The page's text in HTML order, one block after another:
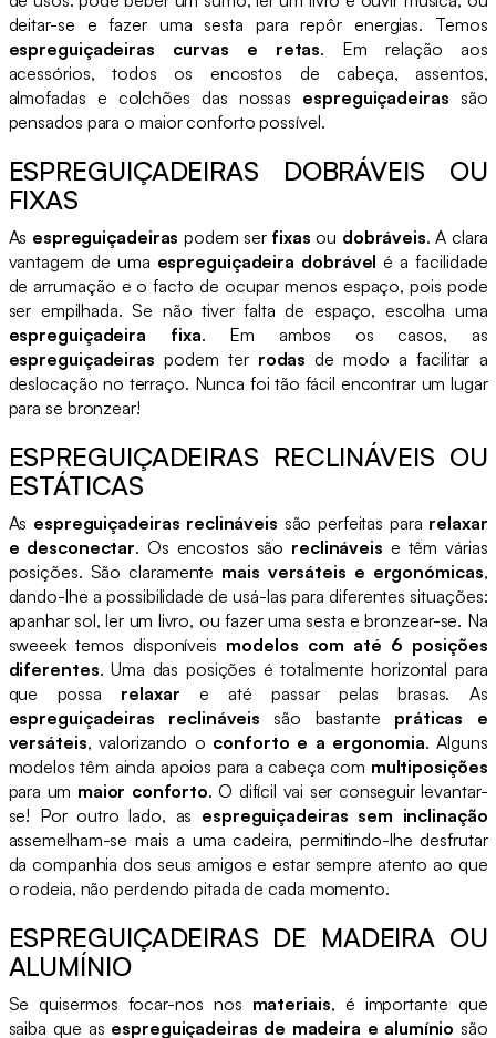
deitar-se e fazer uma sesta para repôr energias. Temos
espreguiçadeiras curvas e retas. Em relação aos
acessórios, todos os encostos de cabeça, assentos,
almofadas e colchões das nossas espreguiçadeiras são
pensados para o maior conforto possível.
ESPREGUIÇADEIRAS DOBRÁVEIS OU
FIXAS
As espreguiçadeiras podem ser fixas ou dobráveis. A clara
vantagem de uma espreguiçadeira dobrável é a facilidade
de arrumação e o facto de ocupar menos espaço, pois pode
ser empilhada. Se não tiver falta de espaço, escolha uma
espreguiçadeira fixa. Em ambos os casos, as
espreguiçadeiras podem ter rodas de modo a facilitar a
deslocação no terraço. Nunca foi tão fácil encontrar um lugar
para se bronzear!
ESPREGUIÇADEIRAS RECLINÁVEIS OU
ESTÁTICAS
As espreguiçadeiras reclináveis são perfeitas para relaxar
e desconectar. Os encostos são reclináveis e têm várias
posições. São claramente mais versáteis e ergonómicas,
dando-lhe a possibilidade de usá-las para diferentes situações:
apanhar sol, ler um livro, ou fazer uma sesta e bronzear-se. Na
sweeek temos disponíveis modelos com até 6 posições
diferentes. Uma das posições é totalmente horizontal para
que possa relaxar e até passar pelas brasas. As
espreguiçadeiras reclináveis são bastante práticas e
versáteis, valorizando o conforto e a ergonomia. Alguns
modelos têm ainda apoios para a cabeça com multiposições
para um maior conforto. O difícil vai ser conseguir levantar-
se! Por outro lado, as espreguiçadeiras sem inclinação
assemelham-se mais a uma cadeira, permitindo-lhe desfrutar
da companhia dos seus amigos e estar sempre atento ao que
o rodeia, não perdendo pitada de cada momento.
ESPREGUIÇADEIRAS DE MADEIRA OU
ALUMÍNIO
Se quisermos focar-nos nos materiais, é importante que
saiba que as espreguiçadeiras de madeira e alumínio são